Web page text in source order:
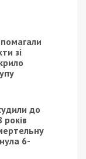
внесками із
В
кількість
вік.
вік, що
умови для
за 60
за
українець